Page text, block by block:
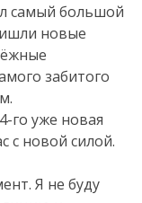
самый большой
новые
забитого
го уже новая
с новой силой.
Я не буду